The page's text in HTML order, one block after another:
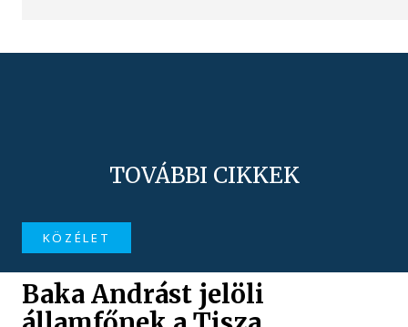
TOVÁBBI CIKKEK
KÖZÉLET
Baka Andrást jelöli